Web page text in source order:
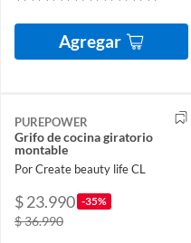
Agregar
PUREPOWER
Grifo de cocina giratorio
montable
Por Create beauty life CL
$ 23.990 -35%
$ 36.990